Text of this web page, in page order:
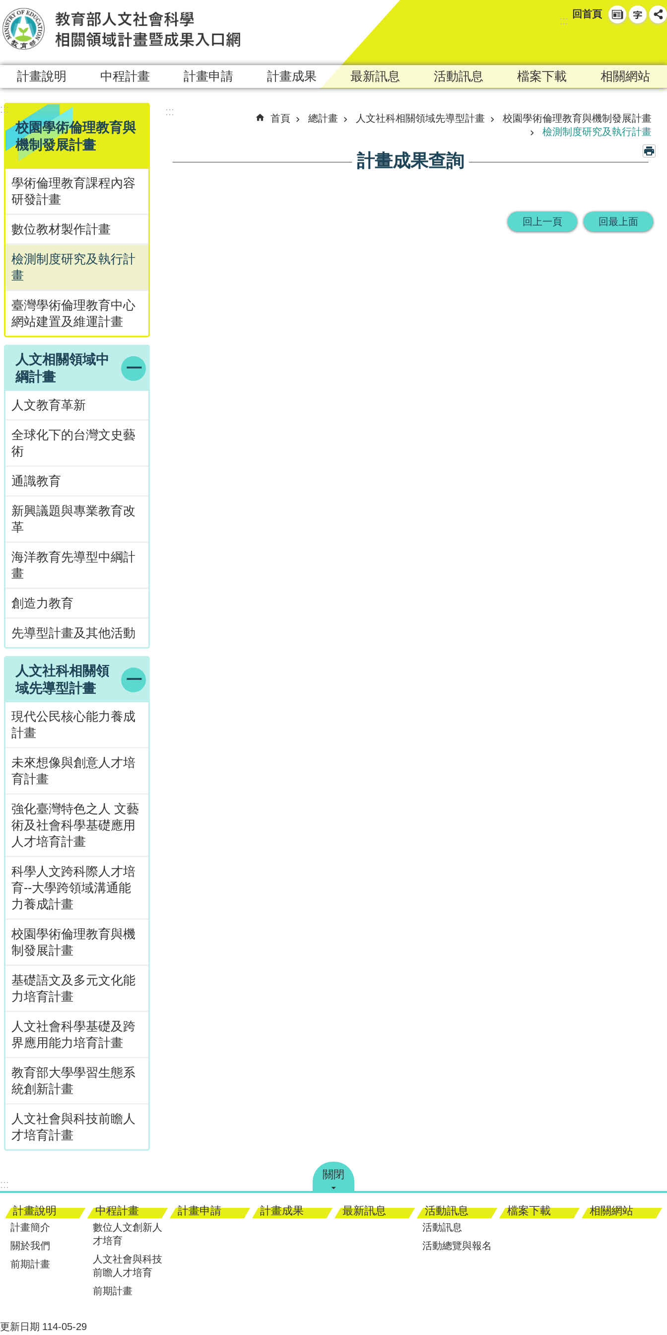
跳到主要內容區塊
:::
回首頁
計畫說明 中程計畫 計畫申請 計畫成果 最新訊息 活動訊息 檔案下載 相關網站
:::
校園學術倫理教育與
機制發展計畫
學術倫理教育課程內容
研發計畫
數位教材製作計畫
檢測制度研究及執行計
畫
臺灣學術倫理教育中心
網站建置及維運計畫
人文相關領域中
綱計畫
人文教育革新
全球化下的台灣文史藝
術
通識教育
新興議題與專業教育改
革
海洋教育先導型中綱計
畫
創造力教育
先導型計畫及其他活動
人文社科相關領
域先導型計畫
現代公民核心能力養成
計畫
未來想像與創意人才培
育計畫
強化臺灣特色之人 文藝
術及社會科學基礎應用
人才培育計畫
科學人文跨科際人才培
育--大學跨領域溝通能
力養成計畫
校園學術倫理教育與機
制發展計畫
基礎語文及多元文化能
力培育計畫
人文社會科學基礎及跨
界應用能力培育計畫
教育部大學學習生態系
統創新計畫
人文社會與科技前瞻人
才培育計畫
:::
首頁 總計畫 人文社科相關領域先導型計畫
校園學術倫理教育與機制發展計畫
檢測制度研究及執行計畫
計畫成果查詢
回上一頁 回最上面
關閉
:::
計畫說明
計畫簡介
關於我們
前期計畫
中程計畫
數位人文創新人
才培育
人文社會與科技
前瞻人才培育
前期計畫
計畫申請 計畫成果 最新訊息 活動訊息
活動訊息
活動總覽與報名
檔案下載 相關網站
更新日期 114-05-29